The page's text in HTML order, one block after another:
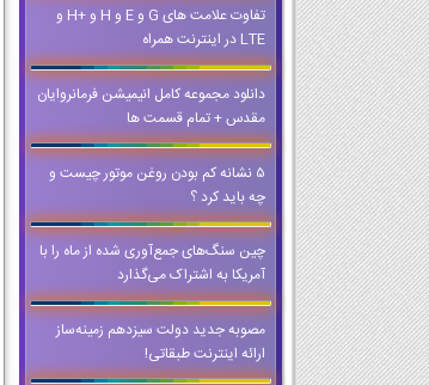
تفاوت علامت های G و E و H و +H و
LTE در اینترنت همراه
دانلود مجموعه کامل انیمیشن فرمانروایان
مقدس + تمام قسمت ها
5 نشانه کم بودن روغن موتور چیست و
چه باید کرد ؟
چین سنگ‌های جمع‌آوری شده از ماه را با
آمریکا به اشتراک می‌گذارد
مصوبه جدید دولت سیزدهم زمینه‌ساز
ارائه اینترنت طبقاتی!